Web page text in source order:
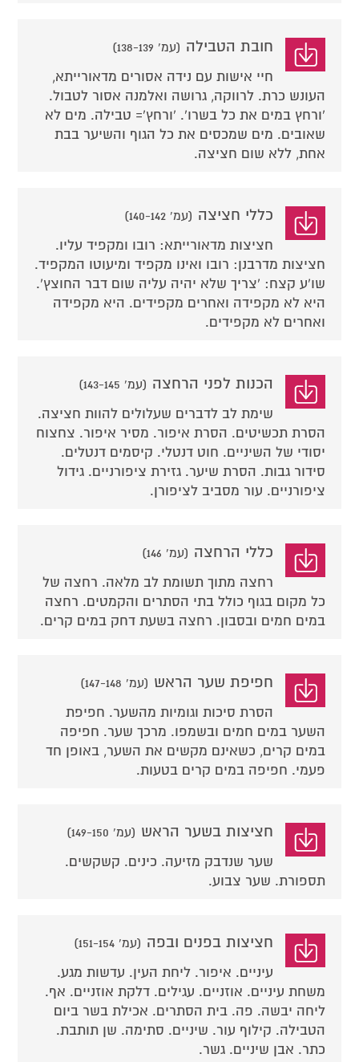
חובת הטבילה (עמ' 138-139)
חיי אישות עם נידה אסורים מדאורייתא,
העונש כרת. לרווקה, גרושה ואלמנה אסור לטבול.
'ורחץ במים את כל בשרו'. 'ורחץ'= טבילה. מים לא
שאובים. מים שמכסים את כל הגוף והשיער בבת
אחת, ללא שום חציצה.
כללי חציצה (עמ' 140-142)
חציצות מדאורייתא: רובו ומקפיד עליו.
חציצות מדרבנן: רובו ואינו מקפיד ומיעוטו המקפיד.
שו'ע קצח: 'צריך שלא יהיה עליה שום דבר החוצץ'.
היא לא מקפידה ואחרים מקפידים. היא מקפידה
ואחרים לא מקפידים.
הכנות לפני הרחצה (עמ' 143-145)
שימת לב לדברים שעלולים להוות חציצה.
הסרת תכשיטים. הסרת איפור. מסיר איפור. צחצוח
יסודי של השיניים. חוט דנטלי. קיסמים דנטלים.
סידור גבות. הסרת שיער. גזירת ציפורניים. גידול
ציפורניים. עור מסביב לציפורן.
כללי הרחצה (עמ' 146)
רחצה מתוך תשומת לב מלאה. רחצה של
כל מקום בגוף כולל בתי הסתרים והקמטים. רחצה
במים חמים ובסבון. רחצה בשעת דחק במים קרים.
חפיפת שער הראש (עמ' 147-148)
הסרת סיכות וגומיות מהשער. חפיפת
השער במים חמים ובשמפו. מרכך שער. חפיפה
במים קרים, כשאינם מקשים את השער, באופן חד
פעמי. חפיפה במים קרים בטעות.
חציצות בשער הראש (עמ' 149-150)
שער שנדבק מזיעה. כינים. קשקשים.
תספורת. שער צבוע.
חציצות בפנים ובפה (עמ' 151-154)
עיניים. איפור. ליחת העין. עדשות מגע.
משחת עיניים. אוזניים. עגילים. דלקת אוזניים. אף.
ליחה יבשה. פה. בית הסתרים. אכילת בשר ביום
הטבילה. קילוף עור. שיניים. סתימה. שן תותבת.
כתר. אבן שיניים. גשר.